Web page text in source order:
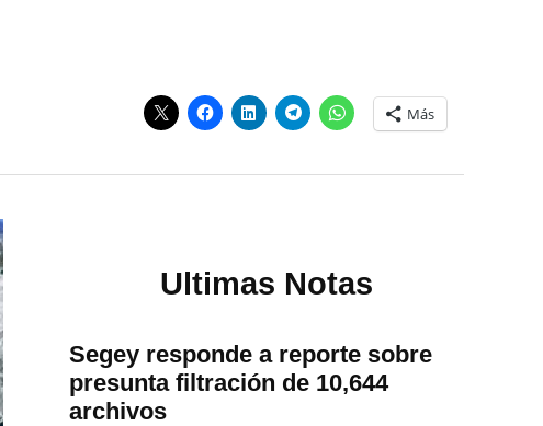
Más
Ultimas Notas
Segey responde a reporte sobre
presunta filtración de 10,644
archivos